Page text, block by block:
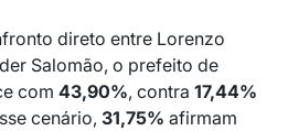
direto entre Lorenzo
Salomão, o prefeito de
com 43,90%, contra 17,44%
cenário, 31,75% afirmam